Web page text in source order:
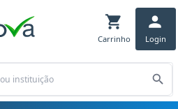
Carrinho Login